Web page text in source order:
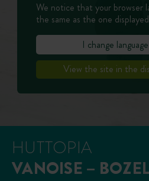
HUTTOPIA
VANOISE –
We notice that your browser
the same as the one
I change
View the site in the